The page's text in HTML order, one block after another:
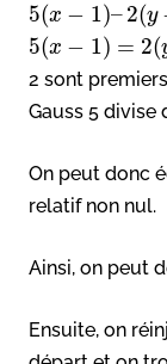
5(x − 1)– 2(y
5(x − 1) = 2(
2 sont
Gauss 5 divise
On peut donc
relatif non nul.
Ainsi, on peut
Ensuite, on